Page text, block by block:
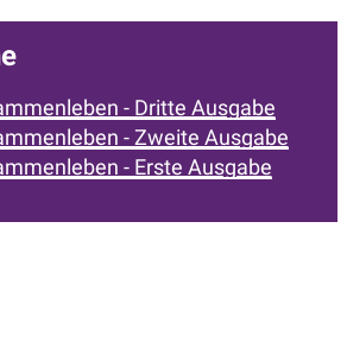
- Dritte Ausgabe
- Zweite Ausgabe
- Erste Ausgabe